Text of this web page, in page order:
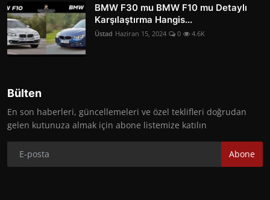
BMW F30 mu BMW F10 mu Detaylı
Karşılaştırma Hangis...
Üstad Haziran 15, 2024 0 4.6K
Bülten
En son haberleri, güncellemeleri ve özel teklifleri doğrudan
gelen kutunuza almak için abone listemize katılın
Abone